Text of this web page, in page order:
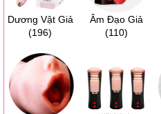
Dương Vật Giả
(196)
Âm Đạo Giả
(110)